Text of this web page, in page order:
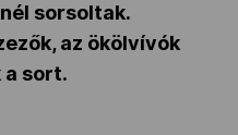
sorsoltak.
az ökölvívók
sort.